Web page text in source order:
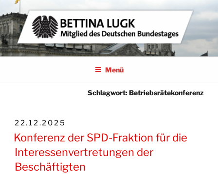
Zum
Inhalt
springen
BETTINA LUGK
MITGLIED DES DEUTSCHEN BUNDESTAGES
Menü
Schlagwort:Betriebsrätekonferenz
VERÖFFENTLICHT
AM
22.12.2025
Konferenz der SPD-Fraktion für die
Interessenvertretungen der
Beschäftigten